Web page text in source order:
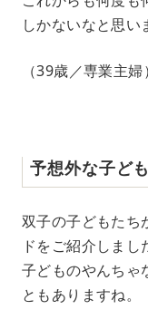
しかないなと思い
（39歳／専業主婦）
予想外な子ど
双子の子どもたち
ドをご紹介しまし
子どものやんちゃ
ともありますね。